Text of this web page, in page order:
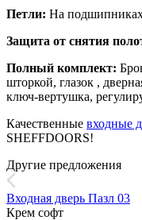
Петли: На
Защита от снятия
Полный комплект:
шторкой, глазок ,
ключ-вертушка,
Качественные входные
SHEFFDOORS!
Другие предложения
Входная дверь Пазл 03
Крем софт